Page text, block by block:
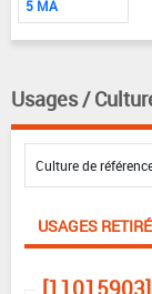
5 MA
Usages /
USAGES
[11015903]